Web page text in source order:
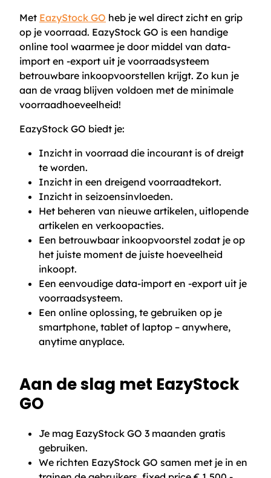
Met EazyStock GO heb je wel direct zicht en grip
op je voorraad. EazyStock GO is een handige
online tool waarmee je door middel van data-
import en -export uit je voorraadsysteem
betrouwbare inkoopvoorstellen krijgt. Zo kun je
aan de vraag blijven voldoen met de minimale
voorraadhoeveelheid!
EazyStock GO biedt je:
Inzicht in voorraad die incourant is of dreigt
te worden.
Inzicht in een dreigend voorraadtekort.
Inzicht in seizoensinvloeden.
Het beheren van nieuwe artikelen, uitlopende
artikelen en verkoopacties.
Een betrouwbaar inkoopvoorstel zodat je op
het juiste moment de juiste hoeveelheid
inkoopt.
Een eenvoudige data-import en -export uit je
voorraadsysteem.
Een online oplossing, te gebruiken op je
smartphone, tablet of laptop – anywhere,
anytime anyplace.
Aan de slag met EazyStock
GO
Je mag EazyStock GO 3 maanden gratis
gebruiken.
We richten EazyStock GO samen met je in en